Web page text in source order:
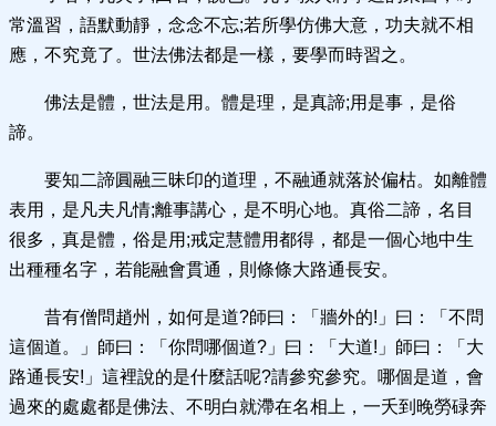
常溫習，語默動靜，念念不忘;若所學仿佛大意，功夫就不相
應，不究竟了。世法佛法都是一樣，要學而時習之。
佛法是體，世法是用。體是理，是真諦;用是事，是俗
諦。
要知二諦圓融三昧印的道理，不融通就落於偏枯。如離體
表用，是凡夫凡情;離事講心，是不明心地。真俗二諦，名目
很多，真是體，俗是用;戒定慧體用都得，都是一個心地中生
出種種名字，若能融會貫通，則條條大路通長安。
昔有僧問趙州，如何是道?師曰：「牆外的!」曰：「不問
這個道。」師曰：「你問哪個道?」曰：「大道!」師曰：「大
路通長安!」這裡說的是什麼話呢?請參究參究。哪個是道，會
過來的處處都是佛法、不明白就滯在名相上，一夭到晚勞碌奔